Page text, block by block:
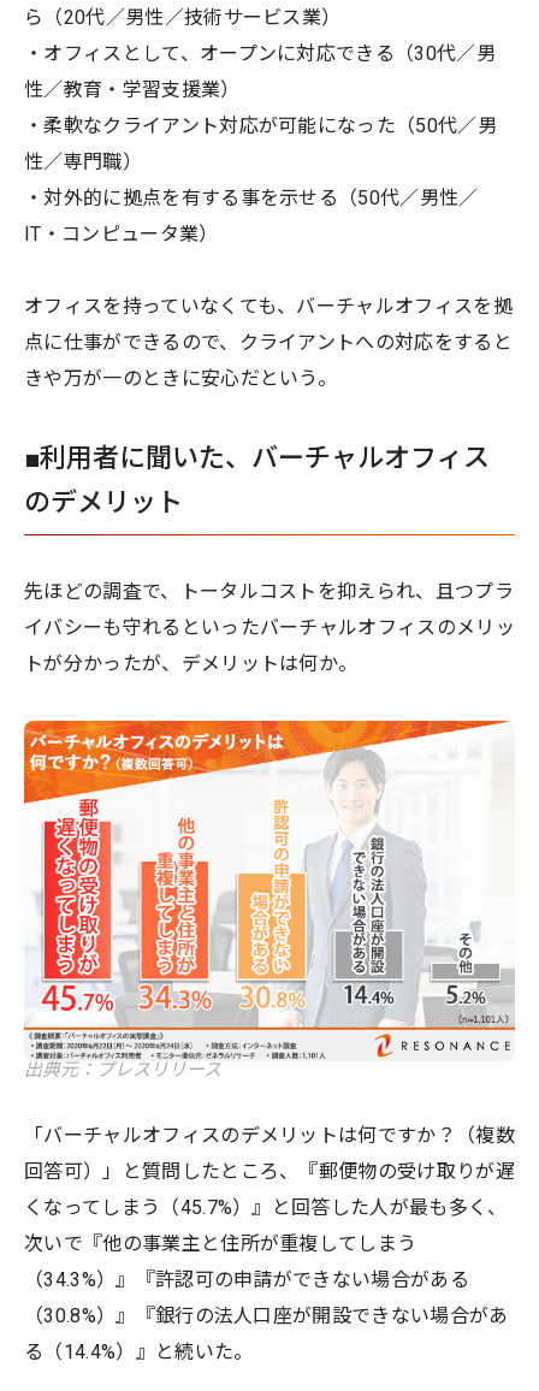
ら（20代／男性／技術サービス業）
・オフィスとして、オープンに対応できる（30代／男
性／教育・学習支援業）
・柔軟なクライアント対応が可能になった（50代／男
性／専門職）
・対外的に拠点を有する事を示せる（50代／男性／
IT・コンピュータ業）
オフィスを持っていなくても、バーチャルオフィスを拠
点に仕事ができるので、クライアントへの対応をすると
きや万が一のときに安心だという。
■利用者に聞いた、バーチャルオフィス
のデメリット
先ほどの調査で、トータルコストを抑えられ、且つプラ
イバシーも守れるといったバーチャルオフィスのメリッ
トが分かったが、デメリットは何か。
出典元：プレスリリース
「バーチャルオフィスのデメリットは何ですか？（複数
回答可）」と質問したところ、『郵便物の受け取りが遅
くなってしまう（45.7%）』と回答した人が最も多く、
次いで『他の事業主と住所が重複してしまう
（34.3%）』『許認可の申請ができない場合がある
（30.8%）』『銀行の法人口座が開設できない場合があ
る（14.4%）』と続いた。